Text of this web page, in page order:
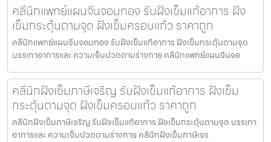
คลีนิกแพทย์แผนจีนจอมทอง รับฝังเข็มแก้อาการ ฝัง
เข็มกระตุ้นตามจุด ฝังเข็มครอบแก้ว ราคาถูก
คลีนิกแพทย์แผนจีนจอมทอง รับฝังเข็มแก้อาการ ฝังเข็มกระตุ้นตามจุด
บรรเทาอาการและ ความเจ็บปวดตามร่างกาย คลีนิกแพทย์แผนจีนจอ
คลีนิกฝังเข็มภาษีเจริญ รับฝังเข็มแก้อาการ ฝังเข็ม
กระตุ้นตามจุด ฝังเข็มครอบแก้ว ราคาถูก
คลีนิกฝังเข็มภาษีเจริญ รับฝังเข็มแก้อาการ ฝังเข็มกระตุ้นตามจุด บรรเทา
อาการและ ความเจ็บปวดตามร่างกาย คลีนิกฝังเข็มภาษีเจร